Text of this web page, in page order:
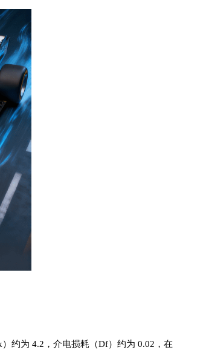
约为 4.2，介电损耗（Df）约为 0.02，在